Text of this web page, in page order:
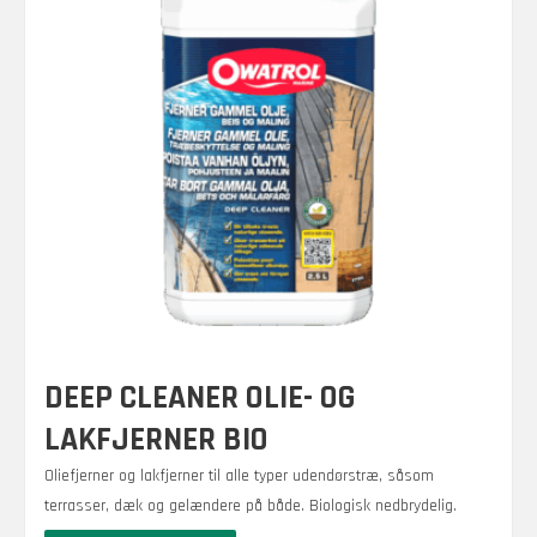
DEEP CLEANER OLIE- OG
LAKFJERNER BIO
Oliefjerner og lakfjerner til alle typer udendørstræ, såsom
terrasser, dæk og gelændere på både. Biologisk nedbrydelig.